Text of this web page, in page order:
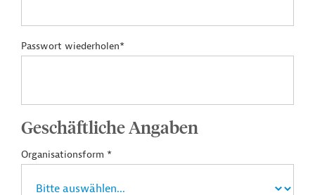
Passwort wiederholen*
Geschäftliche Angaben
Organisationsform *